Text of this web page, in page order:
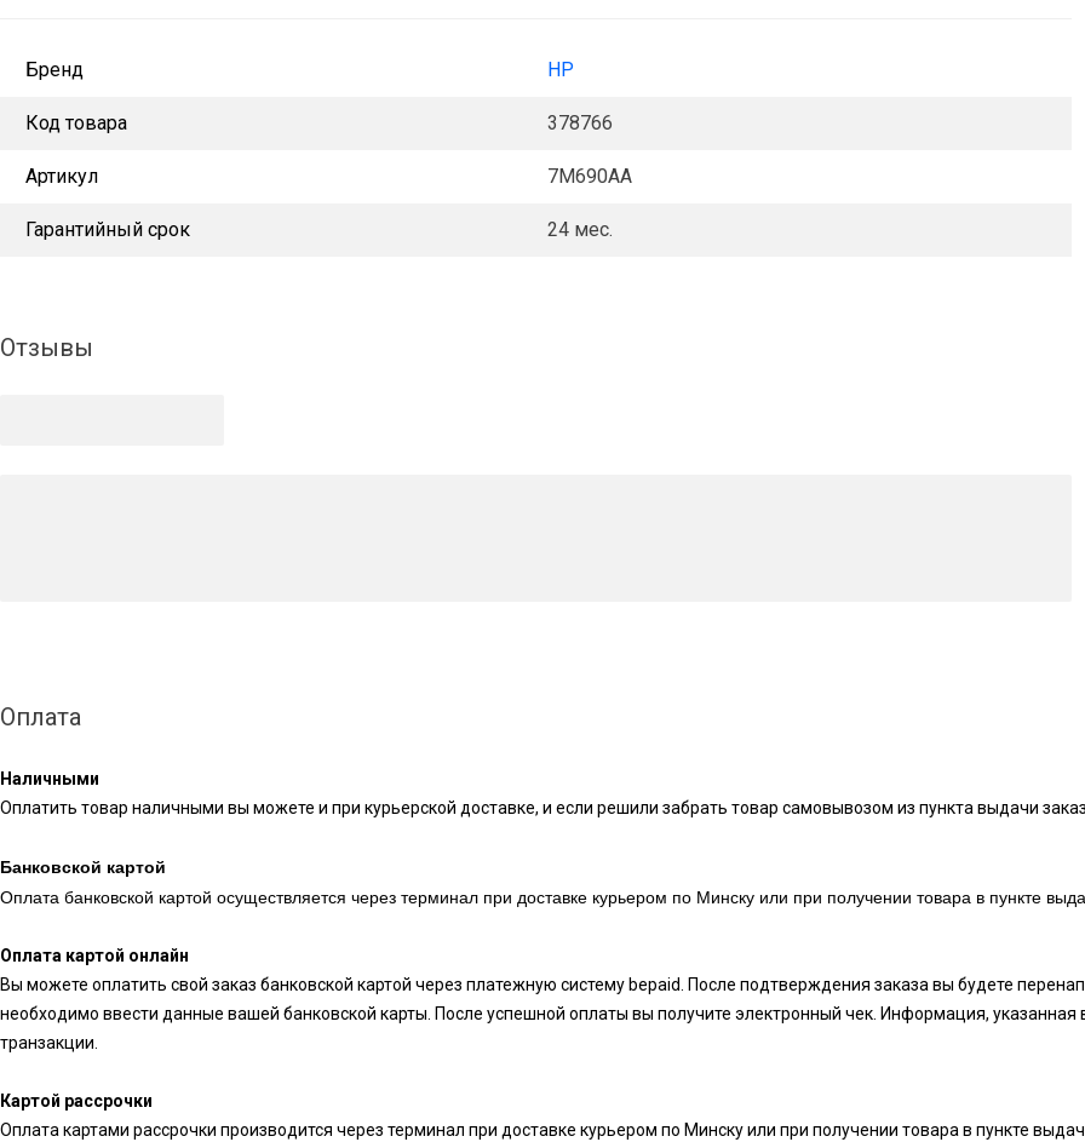
Бренд HP
Код товара 378766
Артикул 7M690AA
Гарантийный срок 24 мес.
Отзывы
Оплата
Наличными
Оплатить товар наличными вы можете и при курьерской доставке, и если решили забрать товар самовывозом из пункта выдачи
Банковской картой
Оплата банковской картой осуществляется через терминал при доставке курьером по Минску или при получении товара в пункте
Оплата картой онлайн
Вы можете оплатить свой заказ банковской картой через платежную систему bepaid. После подтверждения заказа вы будете
необходимо ввести данные вашей банковской карты. После успешной оплаты вы получите электронный чек. Информация,
транзакции.
Картой рассрочки
Оплата картами рассрочки производится через терминал при доставке курьером по Минску или при получении товара в пункте